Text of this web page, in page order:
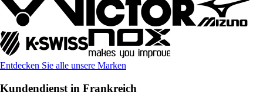
Entdecken Sie alle unsere Marken
Kundendienst in Frankreich